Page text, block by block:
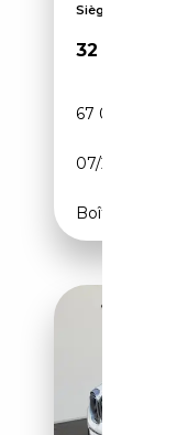
Sièges sport,
32 800€
67 000 km
07/2022
Boîte